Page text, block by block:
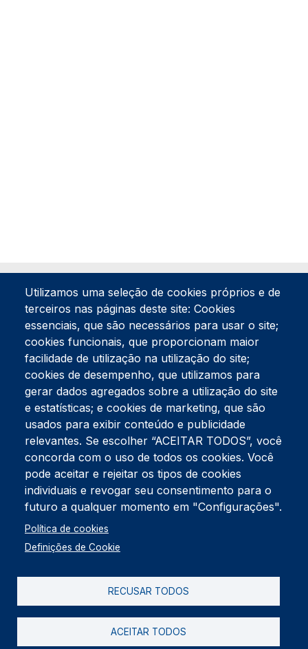
Tel:234 390 100Fax:234 390 100
Endereço Postal
Apartado 42
Rua Gil Eanes 31
3834-908 Gafanha da Nazaré
Estúdios
Rua Prior Guerra
Edifício do Centro Cultural da Gafanha da Nazaré
3830-556 Gafanha da Nazaré
Rodapé
Cookies
Política de Privacidade
Utilizamos uma seleção de cookies próprios e de
terceiros nas páginas deste site: Cookies
essenciais, que são necessários para usar o site;
cookies funcionais, que proporcionam maior
facilidade de utilização na utilização do site;
cookies de desempenho, que utilizamos para
gerar dados agregados sobre a utilização do site
e estatísticas; e cookies de marketing, que são
usados para exibir conteúdo e publicidade
relevantes. Se escolher “ACEITAR TODOS”, você
concorda com o uso de todos os cookies. Você
pode aceitar e rejeitar os tipos de cookies
individuais e revogar seu consentimento para o
futuro a qualquer momento em "Configurações".
Política de cookies
Definições de Cookie
RECUSAR TODOS
ACEITAR TODOS